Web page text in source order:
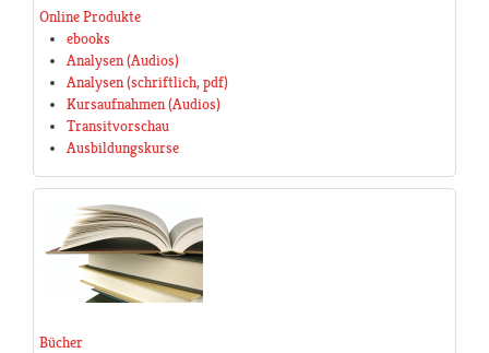
Online Produkte
ebooks
Analysen (Audios)
Analysen (schriftlich, pdf)
Kursaufnahmen (Audios)
Transitvorschau
Ausbildungskurse
Bücher